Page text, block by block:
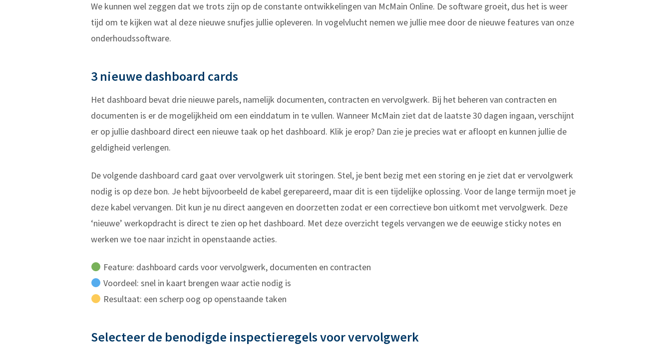
We kunnen wel zeggen dat we trots zijn op de constante ontwikkelingen van McMain Online. De software groeit, dus het is weer
tijd om te kijken wat al deze nieuwe snufjes jullie opleveren. In vogelvlucht nemen we jullie mee door de nieuwe features van onze
onderhoudssoftware.
3 nieuwe dashboard cards
Het dashboard bevat drie nieuwe parels, namelijk documenten, contracten en vervolgwerk. Bij het beheren van contracten en
documenten is er de mogelijkheid om een einddatum in te vullen. Wanneer McMain ziet dat de laatste 30 dagen ingaan, verschijnt
er op jullie dashboard direct een nieuwe taak op het dashboard. Klik je erop? Dan zie je precies wat er afloopt en kunnen jullie de
geldigheid verlengen.
De volgende dashboard card gaat over vervolgwerk uit storingen. Stel, je bent bezig met een storing en je ziet dat er vervolgwerk
nodig is op deze bon. Je hebt bijvoorbeeld de kabel gerepareerd, maar dit is een tijdelijke oplossing. Voor de lange termijn moet je
deze kabel vervangen. Dit kun je nu direct aangeven en doorzetten zodat er een correctieve bon uitkomt met vervolgwerk. Deze
‘nieuwe’ werkopdracht is direct te zien op het dashboard. Met deze overzicht tegels vervangen we de eeuwige sticky notes en
werken we toe naar inzicht in openstaande acties.
Feature: dashboard cards voor vervolgwerk, documenten en contracten
Voordeel: snel in kaart brengen waar actie nodig is
Resultaat: een scherp oog op openstaande taken
Selecteer de benodigde inspectieregels voor vervolgwerk